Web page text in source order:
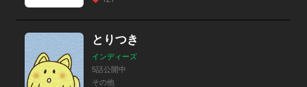
とりつき
インディーズ
5話公開中
その他